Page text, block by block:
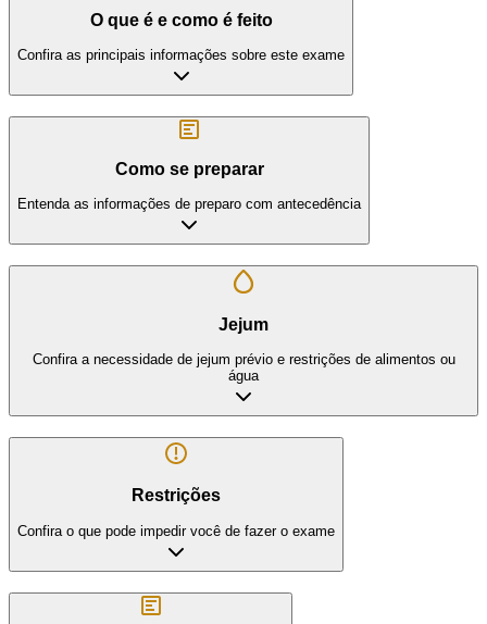
O que é e como é feito
Confira as principais informações sobre este exame
Como se preparar
Entenda as informações de preparo com antecedência
Jejum
Confira a necessidade de jejum prévio e restrições de alimentos ou
água
Restrições
Confira o que pode impedir você de fazer o exame